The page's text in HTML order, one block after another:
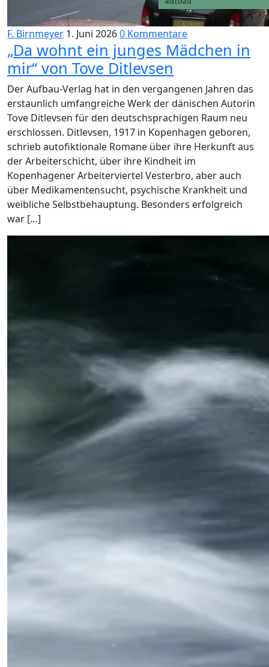
F. Birnmeyer 1. Juni 20260 Kommentare
„Da wohnt ein junges Mädchen in
mir“ von Tove Ditlevsen
Der Aufbau-Verlag hat in den vergangenen Jahren das
erstaunlich umfangreiche Werk der dänischen Autorin
Tove Ditlevsen für den deutschsprachigen Raum neu
erschlossen. Ditlevsen, 1917 in Kopenhagen geboren,
schrieb autofiktionale Romane über ihre Herkunft aus
der Arbeiterschicht, über ihre Kindheit im
Kopenhagener Arbeiterviertel Vesterbro, aber auch
über Medikamentensucht, psychische Krankheit und
weibliche Selbstbehauptung. Besonders erfolgreich
war […]